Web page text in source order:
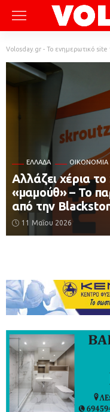
Volosday.gr - Το ενημερωτικό site
ΕΛΛΆΔΑ ΟΙΚΟΝΟΜΙΑ
Αλλάζει χέρια
«μαμούθ» – Το
από την
11 Μαΐου 2026